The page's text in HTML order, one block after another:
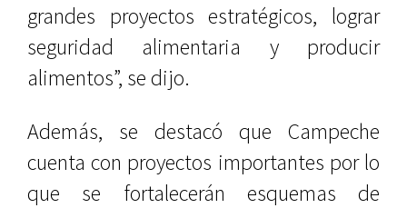
grandes proyectos estratégicos, lograr
seguridad alimentaria y producir
alimentos”, se dijo.
Además, se destacó que Campeche
cuenta con proyectos importantes por lo
que se fortalecerán esquemas de